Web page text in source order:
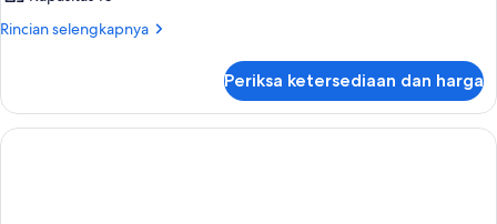
Rincian selengkapnya
Rincian
Kamar
Periksa ketersediaan dan harga